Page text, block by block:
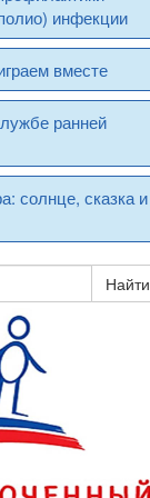
инфекции
вместе
ранней
солнце, сказка и
Найти